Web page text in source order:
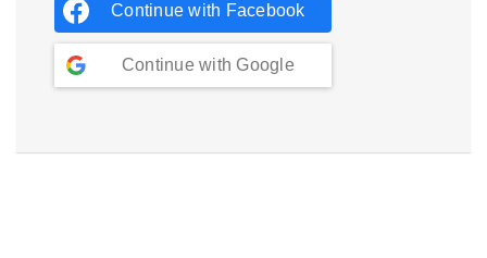
Continue with Facebook
Continue with Google